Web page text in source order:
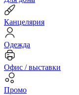
Канцелярия
Одежда
Офис / выставки
Промо